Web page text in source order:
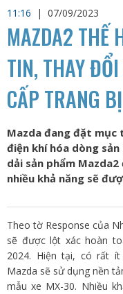
11:16
| 07/09/2023
MAZDA2 THẾ
TIN, THAY
CẤP TRANG BỊ
Mazda đang đặt mục
điện khí hóa dòng
dải sản phẩm
nhiều khả năng sẽ
Theo tờ Response của
sẽ được lột xác hoàn
2024. Hiện tại, có rất
Mazda sẽ sử dụng nền
mẫu xe MX-30. Nhiều